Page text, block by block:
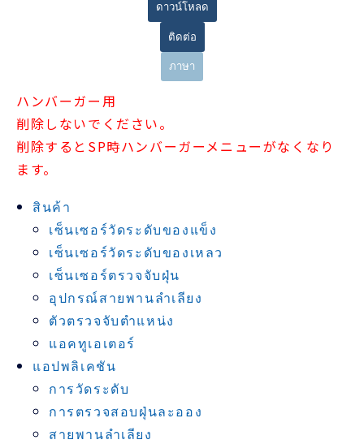
ดาวน์โหลด
ติดต่อ
ภาษา
ハンバーガー用
削除しないでください。
削除するとSP時ハンバーガーメニューがなくなり
ます。
สินค้า
เซ็นเซอร์วัดระดับของแข็ง
เซ็นเซอร์วัดระดับของเหลว
เซ็นเซอร์ตรวจจับฝุ่น
อุปกรณ์สายพานลำเลียง
ตัวตรวจจับตำแหน่ง
แอคทูเอเตอร์
แอปพลิเคชัน
การวัดระดับ
การตรวจสอบฝุ่นละออง
สายพานลำเลียง